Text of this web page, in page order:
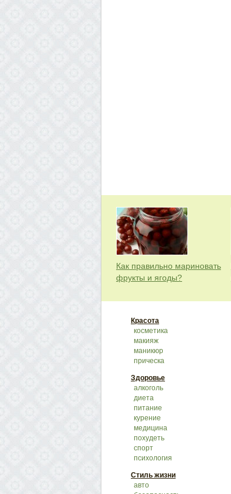
Как правильно мариновать
фрукты и ягоды?
Красота
косметика
макияж
маникюр
прическа
Здоровье
алкоголь
диета
питание
курение
медицина
похудеть
спорт
психология
Стиль жизни
авто